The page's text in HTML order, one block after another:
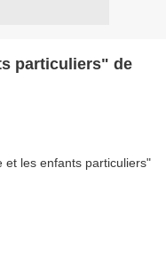
particuliers" de